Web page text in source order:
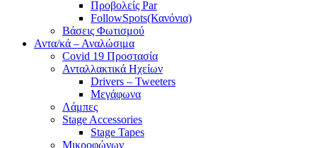
Προβολείς Par
FollowSpots(Κανόνια)
Βάσεις Φωτισμού
Αντα/κά – Αναλώσιμα
Covid 19 Προστασία
Ανταλλακτικά Ηχείων
Drivers – Tweeters
Μεγάφωνα
Λάμπες
Stage Accessories
Stage Tapes
Μικροφώνων